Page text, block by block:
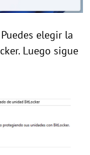
elegir la
Luego sigue